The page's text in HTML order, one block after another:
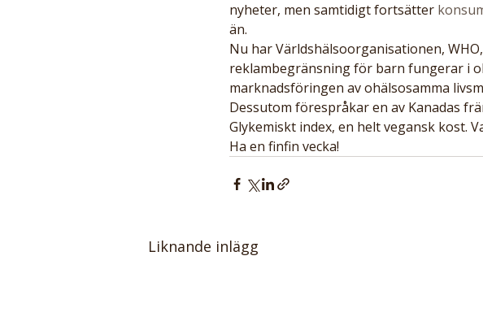
nyheter, men samtidigt fortsätter
än.
Nu har Världshälsoorganisationen, WHO,
reklambegränsning för barn fungerar i
marknadsföringen av ohälsosamma
Dessutom förespråkar en av Kanadas
Glykemiskt index, en helt vegansk kost.
Ha en finfin vecka!
Liknande inlägg